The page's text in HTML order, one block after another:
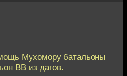
Мухомору батальоны
ВВ из дагов.